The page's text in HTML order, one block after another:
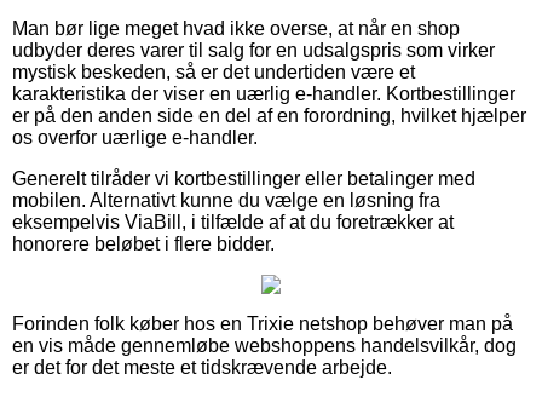
Man bør lige meget hvad ikke overse, at når en shop
udbyder deres varer til salg for en udsalgspris som virker
mystisk beskeden, så er det undertiden være et
karakteristika der viser en uærlig e-handler. Kortbestillinger
er på den anden side en del af en forordning, hvilket hjælper
os overfor uærlige e-handler.
Generelt tilråder vi kortbestillinger eller betalinger med
mobilen. Alternativt kunne du vælge en løsning fra
eksempelvis ViaBill, i tilfælde af at du foretrækker at
honorere beløbet i flere bidder.
Forinden folk køber hos en Trixie netshop behøver man på
en vis måde gennemløbe webshoppens handelsvilkår, dog
er det for det meste et tidskrævende arbejde.